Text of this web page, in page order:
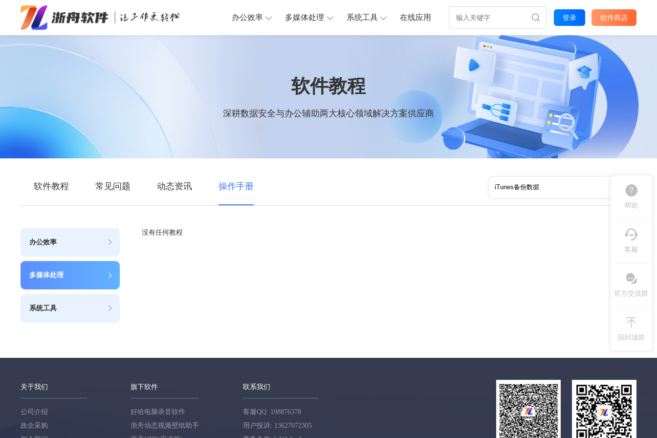
办公效率
办公效率 多媒体处理 系统工具 在线应用 登录 软件商店
软件教程
深耕数据安全与办公辅助两大核心领域解决方案供应商
软件教程 常见问题 动态资讯 操作手册
办公效率
多媒体处理
系统工具
没有任何教程
关于我们
公司介绍
政企采购
旗下软件
好哈电脑录音软件
浙舟动态视频壁纸助手
联系我们
客服QQ: 198876378
用户投诉: 13627072305
帮助
客服
官方交流群
回到顶部